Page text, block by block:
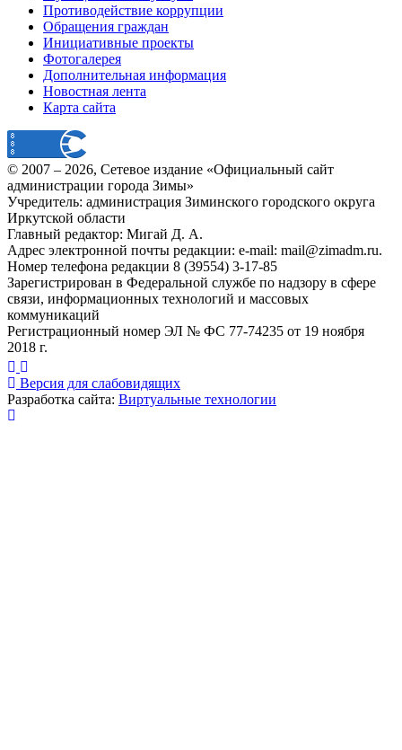
Противодействие коррупции
Обращения граждан
Инициативные проекты
Фотогалерея
Дополнительная информация
Новостная лента
Карта сайта
© 2007 – 2026, Сетевое издание «Официальный сайт
администрации города Зимы»
Учредитель: администрация Зиминского городского округа
Иркутской области
Главный редактор: Мигай Д. А.
Адрес электронной почты редакции: e-mail: mail@zimadm.ru.
Номер телефона редакции 8 (39554) 3-17-85
Зарегистрирован в Федеральной службе по надзору в сфере
связи, информационных технологий и массовых
коммуникаций
Регистрационный номер ЭЛ № ФС 77-74235 от 19 ноября
2018 г.
Версия для слабовидящих
Разработка сайта: Виртуальные технологии